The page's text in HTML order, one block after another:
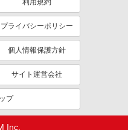
利用規約
プライバシーポリシー
個人情報保護方針
サイト運営会社
プ
Inc.